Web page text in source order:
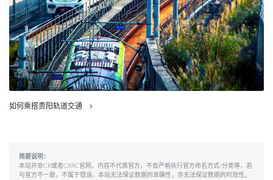
如何乘搭贵阳轨道交通
简要说明：
本站并非CR或者CRRC官网，内容不代表官方，不会严格执行官方命名方式/分类等，若
与官方不一致，不属于错误。本站无法保证数据的准确性，亦无法保证数据的时效性。